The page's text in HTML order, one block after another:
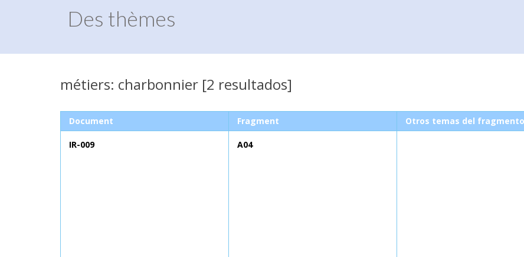
Des thèmes
métiers: charbonnier [2 resultados]
Document Fragment Otros temas del fragmento
IR-009 A04